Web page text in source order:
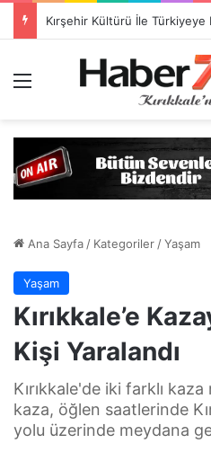
Ana Sayfa/ Kategoriler/Yaşam
Yaşam
Kırıkkale’e
Kişi Yaralandı
Kırıkkale'de iki farklı
kaza, öğlen saatlerinde
yolu üzerinde meydana